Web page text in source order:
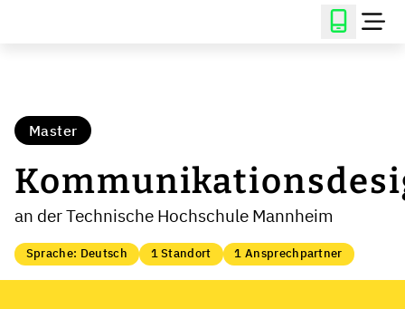
Master
an der Technische Hochschule Mannheim
Sprache: Deutsch 1 Standort 1 Ansprechpartner